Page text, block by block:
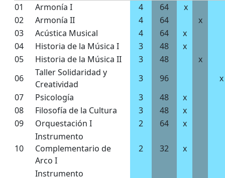
01
Armonía I 4 64
x
02
Armonía II 4 64
x
03
Acústica Musical 4 64
x
04
Historia de la Música I 3 48
x
05
Historia de la Música II 3 48
x
06
Taller Solidaridad y
Creatividad
3 96
x
07
Psicología 3 48
x
08
Filosofía de la Cultura 3 48
x
09
Orquestación I 2 64 x
10
Instrumento
Complementario de
Arco I
2 32 x
Instrumento